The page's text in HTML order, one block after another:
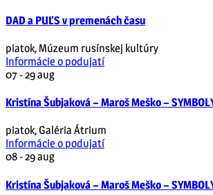
DAD a PUĽS v premenách času
piatok, Múzeum rusínskej kultúry
Informácie o podujatí
07 - 29aug
Kristína Šubjaková – Maroš Meško –
piatok,Galéria Átrium
Informácie o podujatí
08 - 29aug
Kristína Šubjaková – Maroš Meško –